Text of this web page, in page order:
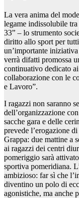
La vera anima del
legame indissolubile
33” – lo strumento
diritto allo sport per
un’importante
verrà difatti promossa
continuativo dedicato
collaborazione con le
e Lavoro”.
I ragazzi non saranno
dell’organizzazione
sacche gara e delle
prevede l’erogazione
Grappa: due mattine a
ai ragazzi dei centri
pomeriggio sarà
sportiva pomeridiana.
ambizioso: far sì che
diventino un polo di
agonistiche, ma anche